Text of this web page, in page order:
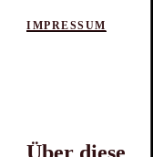
IMPRESSUM